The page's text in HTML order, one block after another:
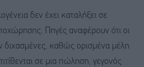
δεν έχει καταλήξει σε
Πηγές αναφέρουν ότι οι
διχασμένες, καθώς ορισμένα μέλη
σε μια πώληση, γεγονός